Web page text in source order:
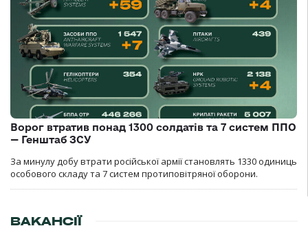
Ворог втратив понад 1300 солдатів та 7 систем ППО
— Генштаб ЗСУ
За минулу добу втрати російської армії становлять 1330 одиниць
особового складу та 7 систем протиповітряної оборони.
ВАКАНСІЇ